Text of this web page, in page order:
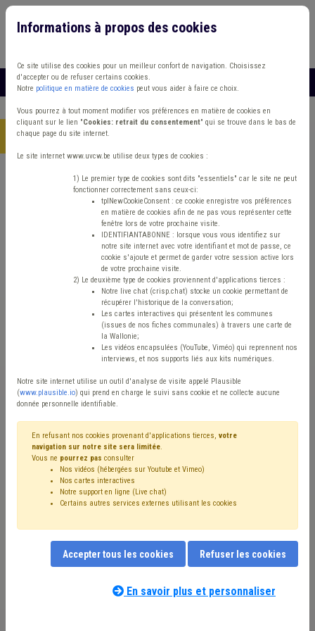
Accueil > CWAPE
Trouver un contenu
Filtrer cette requête avec des mots-clés
⇒ CWAPE(retirer le mot clé
Dette(2) CLE(1)
Recouvrement(1) Délai(1)
Nos experts associés au terme que
vous recherchez(merci de prendre
connaissance de notrepolitique d'assistance-
Informations à propos des cookies
Ce site utilise des cookies pour un meilleur confort de navigation. Choisissez
d'accepter ou de refuser certains cookies.
Notre politique en matière de cookies peut vous aider à faire ce choix.
Vous pourrez à tout moment modifier vos préférences en matière de cookies en
cliquant sur le lien "Cookies: retrait du consentement" qui se trouve dans le bas de
chaque page du site internet.
Le site internet www.uvcw.be utilise deux types de cookies :
1) Le premier type de cookies sont dits "essentiels" car le site ne peut
fonctionner correctement sans ceux-ci:
tplNewCookieConsent : ce cookie enregistre vos préférences
en matière de cookies afin de ne pas vous représenter cette
fenêtre lors de votre prochaine visite.
IDENTIFIANTABONNE : lorsque vous vous identifiez sur
notre site internet avec votre identifiant et mot de passe, ce
cookie s'ajoute et permet de garder votre session active lors
de votre prochaine visite.
2) Le deuxième type de cookies proviennent d'applications tierces :
Notre live chat (crisp.chat) stocke un cookie permettant de
récupérer l'historique de la conversation;
Les cartes interactives qui présentent les communes
(issues de nos fiches communales) à travers une carte de
la Wallonie;
Les vidéos encapsulées (YouTube, Viméo) qui reprennent nos
interviews, et nos supports liés aux kits numériques.
Notre site internet utilise un outil d'analyse de visite appelé Plausible
(www.plausible.io) qui prend en charge le suivi sans cookie et ne collecte aucune
donnée personnelle identifiable.
En refusant nos cookies provenant d'applications tierces, votre
navigation sur notre site sera limitée.
Vous ne pourrez pas consulter
Nos vidéos (hébergées sur Youtube et Vimeo)
Nos cartes interactives
Notre support en ligne (Live chat)
Certains autres services externes utilisant les cookies
Accepter tous les cookies Refuser les cookies
En savoir plus et personnaliser